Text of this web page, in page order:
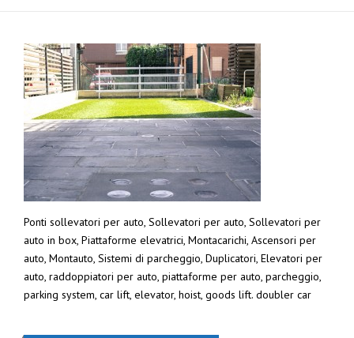
Ponti sollevatori per auto, Sollevatori per auto, Sollevatori per
auto in box, Piattaforme elevatrici, Montacarichi, Ascensori per
auto, Montauto, Sistemi di parcheggio, Duplicatori, Elevatori per
auto, raddoppiatori per auto, piattaforme per auto, parcheggio,
parking system, car lift, elevator, hoist, goods lift. doubler car